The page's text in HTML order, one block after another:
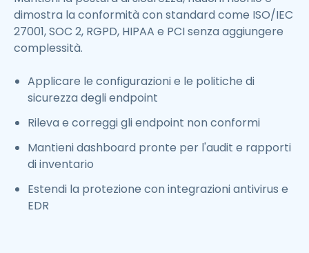
dimostra la conformità con standard come ISO/IEC
27001, SOC 2, RGPD, HIPAA e PCI senza aggiungere
complessità.
Applicare le configurazioni e le politiche di
sicurezza degli endpoint
Rileva e correggi gli endpoint non conformi
Mantieni dashboard pronte per l'audit e rapporti
di inventario
Estendi la protezione con integrazioni antivirus e
EDR